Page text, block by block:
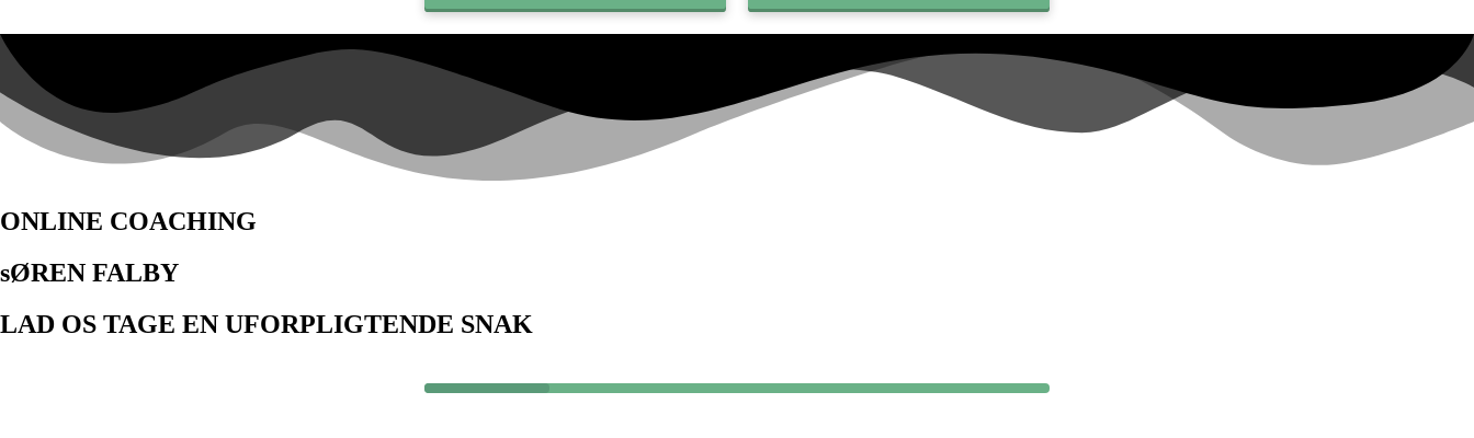
35+
ONLINE COACHING
sØREN FALBY
LAD OS TAGE EN UFORPLIGTENDE SNAK